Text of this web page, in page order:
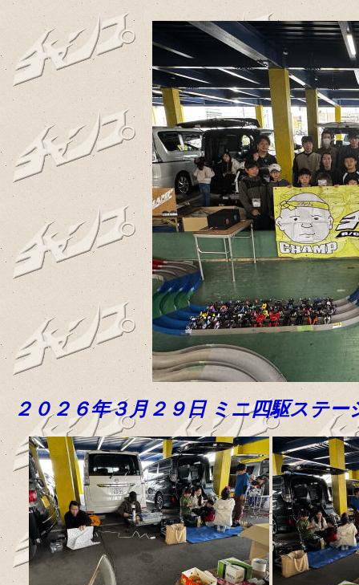
２０２６年３月２９日 ミニ四駆ステ